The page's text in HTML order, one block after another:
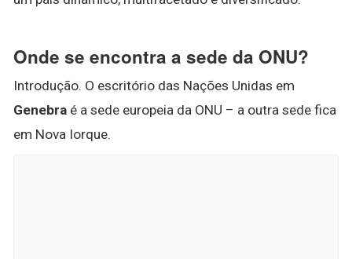
Onde se encontra a sede da ONU?
Introdução. O escritório das Nações Unidas em
Genebra é a sede europeia da ONU – a outra sede fica
em Nova Iorque.